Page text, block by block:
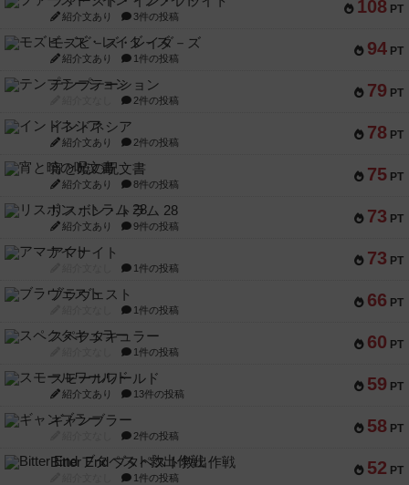
108 PT
紹介文あり 3件の投稿
94 PT
モズビ－ズ・レイダ－ズ
紹介文あり 1件の投稿
79 PT
テンプテーション
2件の投稿
78 PT
インドネシア
紹介文あり 2件の投稿
75 PT
宵と暁の呪文書
紹介文あり 8件の投稿
73 PT
リスボン・トラム 28
紹介文あり 9件の投稿
73 PT
アマナイト
1件の投稿
66 PT
ブラヴェスト
1件の投稿
60 PT
スペクタキュラー
1件の投稿
59 PT
スモールワールド
紹介文あり 13件の投稿
58 PT
ギャンブラー
2件の投稿
52 PT
Bitter End ブタペスト救出作戦
1件の投稿